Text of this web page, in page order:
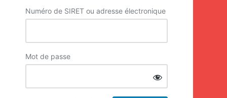
Numéro de SIRET ou adresse électronique
Mot de passe